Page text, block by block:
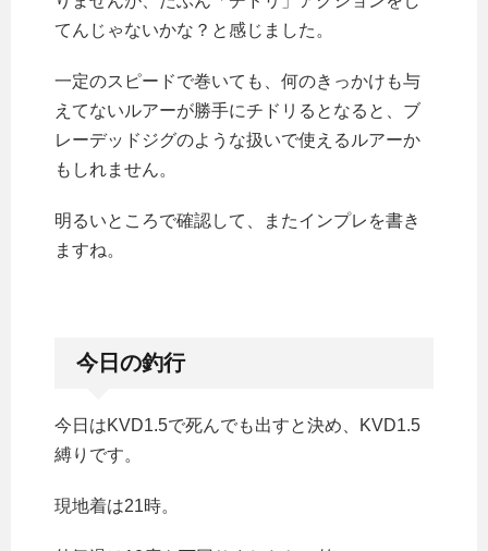
てんじゃないかな？と感じました。
一定のスピードで巻いても、何のきっかけも与
えてないルアーが勝手にチドリるとなると、ブ
レーデッドジグのような扱いで使えるルアーか
もしれません。
明るいところで確認して、またインプレを書き
ますね。
今日の釣行
今日はKVD1.5で死んでも出すと決め、KVD1.5
縛りです。
現地着は21時。